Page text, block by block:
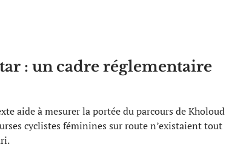
: un cadre réglementaire
aide à mesurer la portée du parcours de Kholoud
cyclistes féminines sur route n’existaient tout